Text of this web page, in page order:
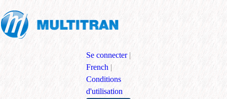
Se connecter |
French |
Conditions
d'utilisation